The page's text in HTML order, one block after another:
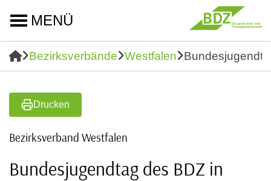
MENÜ
Bezirksverbände Westfalen
Drucken
Bezirksverband Westfalen
Bundesjugendtag des BDZ in